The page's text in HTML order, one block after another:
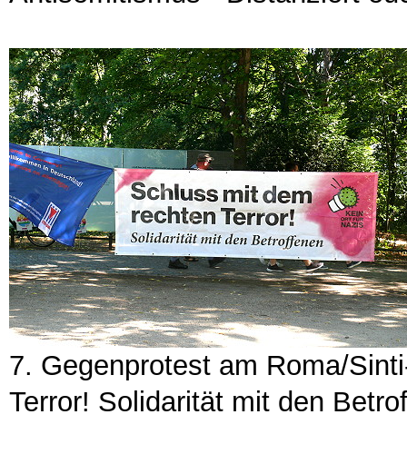
7. Gegenprotest am Roma/
Terror! Solidarität mit den